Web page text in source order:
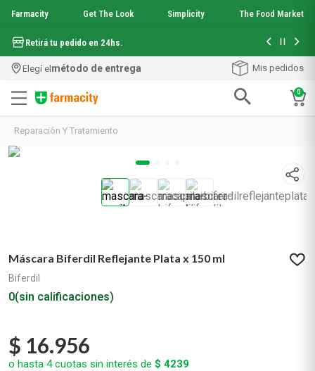
Farmacity Get The Look Simplicity The Food Market
Retirá tu pedido en 24hs. Hasta 6
Elegí elmétodo de entrega Mis pedidos
0
Reparación Y Tratamiento
Máscara Biferdil Reflejante Plata x 150 ml
Biferdil
0(sin calificaciones)
$ 16.956
o hasta 4cuotas sin interés de $ 4239
2.
8. get the look
9. nyx
10
serum elvive